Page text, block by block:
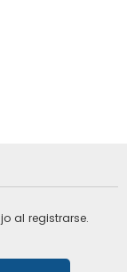
al registrarse.